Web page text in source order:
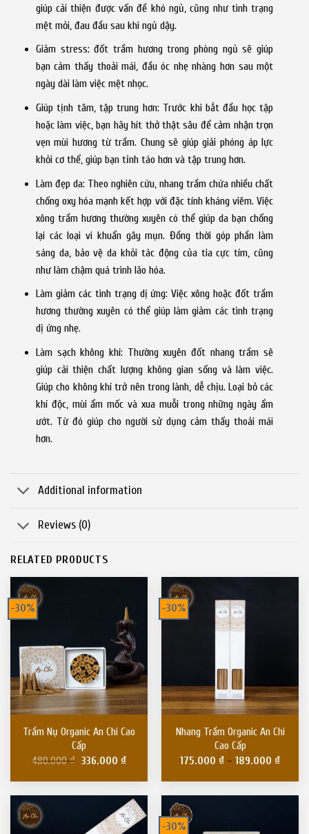
giúp cải thiện được vấn đề khó ngủ, cũng như tình trạng
mệt mỏi, đau đầu sau khi ngủ dậy.
Giảm stress: đốt trầm hương trong phòng ngủ sẽ giúp
bạn cảm thấy thoải mái, đầu óc nhẹ nhàng hơn sau một
ngày dài làm việc mệt nhọc.
Giúp tịnh tâm, tập trung hơn: Trước khi bắt đầu học tập
hoặc làm việc, bạn hãy hít thở thật sâu để cảm nhận trọn
vẹn mùi hương từ trầm. Chung sẽ giúp giải phóng áp lực
khỏi cơ thể, giúp bạn tỉnh táo hơn và tập trung hơn.
Làm đẹp da: Theo nghiên cứu, nhang trầm chứa nhiều chất
chống oxy hóa mạnh kết hợp với đặc tính kháng viêm. Việc
xông trầm hương thường xuyên có thể giúp da bạn chống
lại các loại vi khuẩn gây mụn. Đồng thời góp phần làm
sáng da, bảo vệ da khỏi tác động của tia cực tím, cũng
như làm chậm quá trình lão hóa.
Làm giảm các tình trạng dị ứng: Việc xông hoặc đốt trầm
hương thường xuyên có thể giúp làm giảm các tình trạng
dị ứng nhẹ.
Làm sạch không khí: Thường xuyên đốt nhang trầm sẽ
giúp cải thiện chất lượng không gian sống và làm việc.
Giúp cho không khí trở nên trong lành, dễ chịu. Loại bỏ các
khí độc, mùi ẩm mốc và xua muỗi trong những ngày ẩm
ướt. Từ đó giúp cho người sử dụng cảm thấy thoải mái
hơn.
Additional information
Reviews (0)
RELATED PRODUCTS
-30%
Trầm Nụ Organic An Chi Cao
Cấp
480.000₫ 336.000 ₫
-30%
Nhang Trầm Organic An Chi
Cao Cấp
175.000 ₫ – 189.000 ₫
-30%